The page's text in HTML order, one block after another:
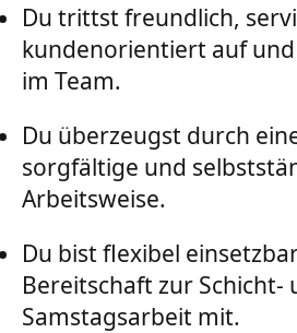
Du trittst freundlich,
kundenorientiert auf
im Team.
Du überzeugst durch
sorgfältige und
Arbeitsweise.
Du bist flexibel
Bereitschaft zur Schicht-
Samstagsarbeit mit.